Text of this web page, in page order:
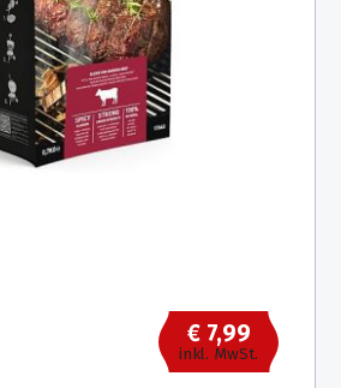
€ 7,99
inkl. MwSt.